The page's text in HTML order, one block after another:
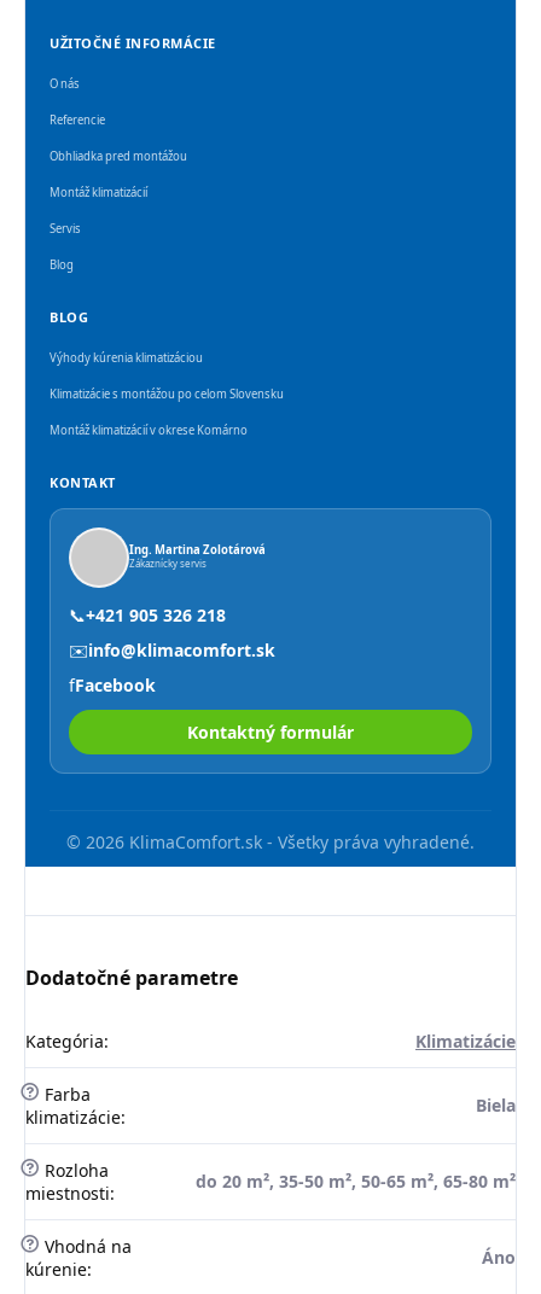
UŽITOČNÉ INFORMÁCIE
O nás
Referencie
Obhliadka pred montážou
Montáž klimatizácií
Servis
Blog
BLOG
Výhody kúrenia klimatizáciou
Klimatizácie s montážou po celom Slovensku
Montáž klimatizácií v okrese Komárno
KONTAKT
Ing. Martina Zolotárová
Zákaznícky servis
📞+421 905 326 218
✉️info@klimacomfort.sk
fFacebook
Kontaktný formulár
© 2026 KlimaComfort.sk - Všetky práva vyhradené.
Dodatočné parametre
Kategória: Klimatizácie
? Farba
klimatizácie:
Biela
? Rozloha
miestnosti:
do 20 m², 35-50 m², 50-65 m², 65-80 m²
? Vhodná na
kúrenie:
Áno